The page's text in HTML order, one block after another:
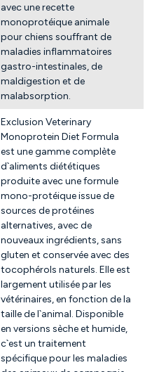
avec une recette
monoprotéique animale
pour chiens souffrant de
maladies inflammatoires
gastro-intestinales, de
maldigestion et de
malabsorption.
Exclusion Veterinary
Monoprotein Diet Formula
est une gamme complète
d`aliments diététiques
produite avec une formule
mono-protéique issue de
sources de protéines
alternatives, avec de
nouveaux ingrédients, sans
gluten et conservée avec des
tocophérols naturels. Elle est
largement utilisée par les
vétérinaires, en fonction de la
taille de l`animal. Disponible
en versions sèche et humide,
c`est un traitement
spécifique pour les maladies